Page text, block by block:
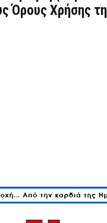
Όρους Χρήσης